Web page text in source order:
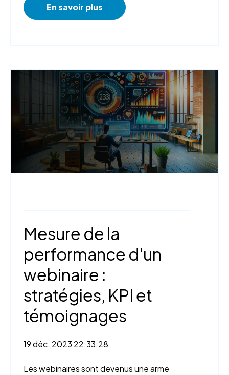
En savoir plus
Mesure de la
performance d'un
webinaire :
stratégies, KPI et
témoignages
19 déc. 2023 22:33:28
Les webinaires sont devenus une arme